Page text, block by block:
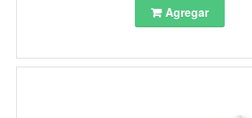
Agregar